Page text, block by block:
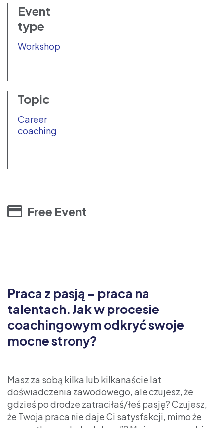
Event
type
Workshop
Topic
Career
coaching
Free Event
Praca z pasją – praca na
talentach. Jak w procesie
coachingowym odkryć swoje
mocne strony?
Masz za sobą kilka lub kilkanaście lat
doświadczenia zawodowego, ale czujesz, że
gdzieś po drodze zatraciłaś/łeś pasję? Czujesz,
że Twoja praca nie daje Ci satysfakcji, mimo że